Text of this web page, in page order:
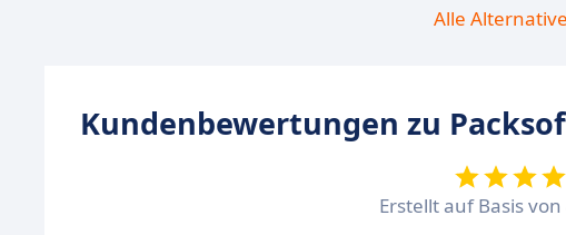
Alle
Kundenbewertungen zu
Erstellt auf Basis von